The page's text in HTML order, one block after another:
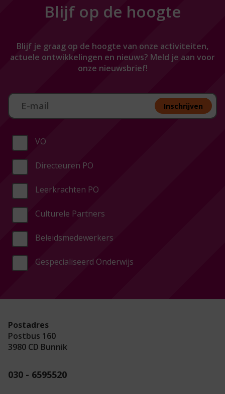
Blijf op de hoogte
Blijf je graag op de hoogte van onze activiteiten,
actuele ontwikkelingen en nieuws? Meld je aan voor
onze nieuwsbrief!
Aan melden nieuwsbrief Inschrijven
VO
Directeuren PO
Leerkrachten PO
Culturele Partners
Beleidsmedewerkers
Gespecialiseerd Onderwijs
Postadres
Postbus 160
3980 CD Bunnik
030 - 6595520